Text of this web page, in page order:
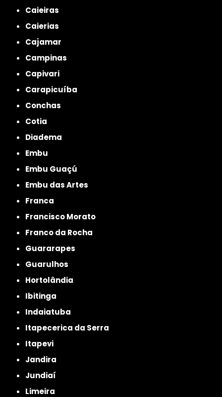
Caieiras
Caierias
Cajamar
Campinas
Capivari
Carapicuíba
Conchas
Cotia
Diadema
Embu
Embu Guaçú
Embu das Artes
Franca
Francisco Morato
Franco da Rocha
Guararapes
Guarulhos
Hortolândia
Ibitinga
Indaiatuba
Itapecerica da Serra
Itapevi
Jandira
Jundiaí
Limeira